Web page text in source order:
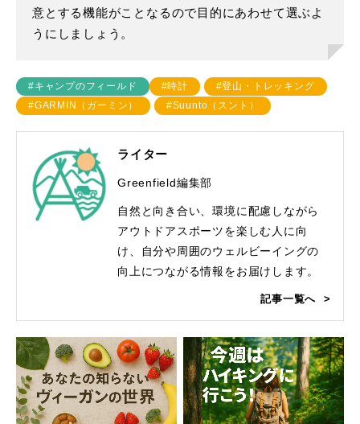
意とする機能がことなるので目的にあわせて選ぶよ
うにしましょう。
#キャンプのフィールド #時計
#登山・トレッキング
#GARMIN（ガーミン）
#Suunto（スント）
ライター
Greenfield編集部
自然と向き合い、環境に配慮しながら
アウトドアスポーツを楽しむ人に向
け、自分や周囲のウェルビーイングの
向上につながる情報をお届けします。
記事一覧へ